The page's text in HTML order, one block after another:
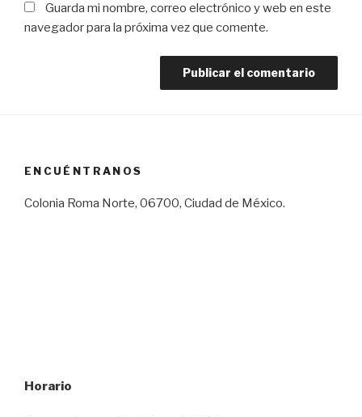
Guarda mi nombre, correo electrónico y web en este
navegador para la próxima vez que comente.
ENCUÉNTRANOS
Colonia Roma Norte, 06700, Ciudad de México.
Horario